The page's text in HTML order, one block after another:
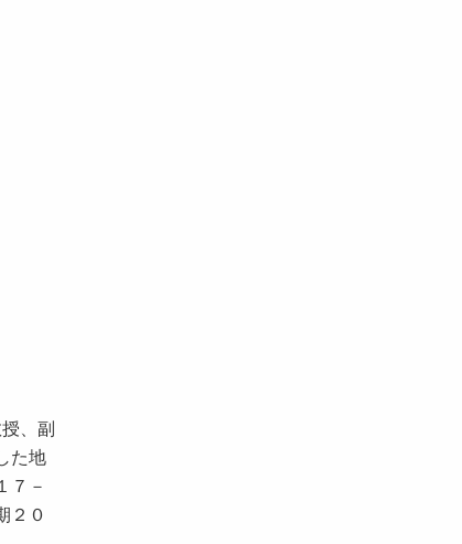
、副
た地
７－
２０